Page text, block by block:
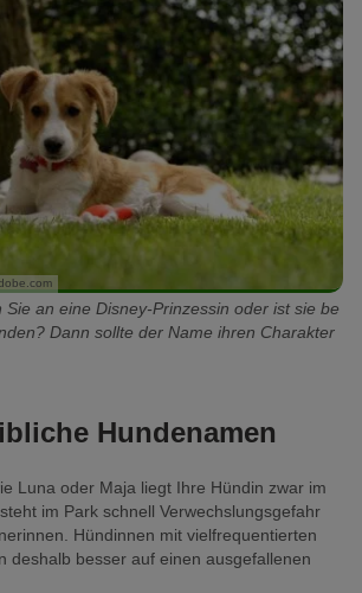
an eine Disney-Prinzessin oder ist sie be
Dann sollte der Name ihren Charakter
Hundenamen
Luna oder Maja liegt Ihre Hündin zwar im
im Park schnell Verwechslungsgefahr
Hündinnen mit vielfrequentierten
deshalb besser auf einen ausgefallenen